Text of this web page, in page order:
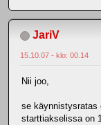
JariV
15.10.07 - klo: 00.14
Nii joo,
se käynnistysratas
starttiakselissa on